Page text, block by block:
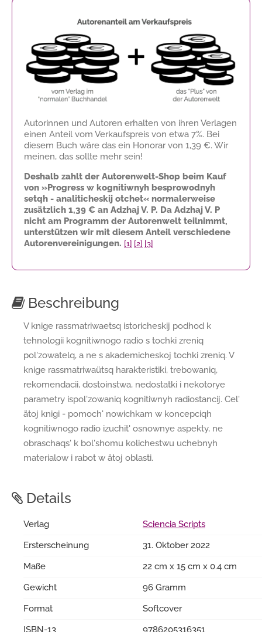
Autorinnen und Autoren erhalten von ihren Verlagen
einen Anteil vom Verkaufspreis von etwa 7%. Bei
diesem Buch wäre das ein Honorar von 1,39 €. Wir
meinen, das sollte mehr sein!
Deshalb zahlt der Autorenwelt-Shop beim Kauf
von »Progress w kognitiwnyh besprowodnyh
setqh - analiticheskij otchet« normalerweise
zusätzlich 1,39 € an Adzhaj V. P. Da Adzhaj V. P
nicht am Programm der Autorenwelt teilnimmt,
unterstützen wir mit diesem Anteil verschiedene
Autorenvereinigungen. [1] [2] [3]
Beschreibung
V knige rassmatriwaetsq istoricheskij podhod k
tehnologii kognitiwnogo radio s tochki zreniq
pol'zowatelq, a ne s akademicheskoj tochki zreniq. V
knige rassmatriwaütsq harakteristiki, trebowaniq,
rekomendacii, dostoinstwa, nedostatki i nekotorye
parametry ispol'zowaniq kognitiwnyh radiostancij. Cel'
ätoj knigi - pomoch' nowichkam w koncepciqh
kognitiwnogo radio izuchit' osnownye aspekty, ne
obraschaqs' k bol'shomu kolichestwu uchebnyh
materialow i rabot w ätoj oblasti.
Details
Verlag
Sciencia Scripts
Ersterscheinung
31. Oktober 2022
Maße
22 cm x 15 cm x 0.4 cm
Gewicht
96 Gramm
Format
Softcover
ISBN-13
9786205316351